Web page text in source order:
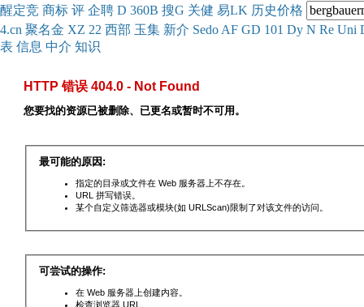
醒定竞 商标 评 企聘 D 360B 搜G 关健 易LK 历史价格
4.cn 聚名金 XZ 22 西部 玉集 新介 Sedo AF GD 101 Dy N Re Uni
表 信息 中介 知识